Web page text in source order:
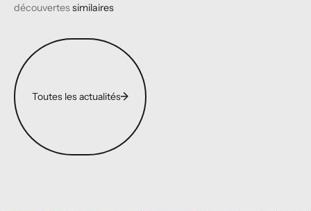
découvertessimilaires
Toutes les actualités
Toutes les actualités